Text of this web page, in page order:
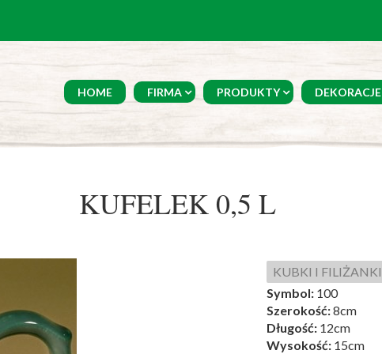
HOME FIRMA PRODUKTY DEKORACJE
KUFELEK 0,5 L
KUBKI I FILIŻANKI
Symbol: 100
Szerokość:8cm
Długość: 12cm
Wysokość: 15cm